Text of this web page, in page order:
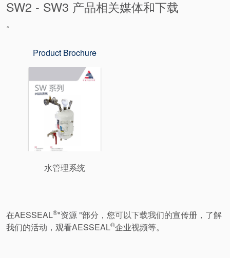
SW2 - SW3 产品相关媒体和下载
。
Product Brochure
水管理系统
在AESSEAL®"资源 "部分，您可以下载我们的宣传册，了解
我们的活动，观看AESSEAL®企业视频等。